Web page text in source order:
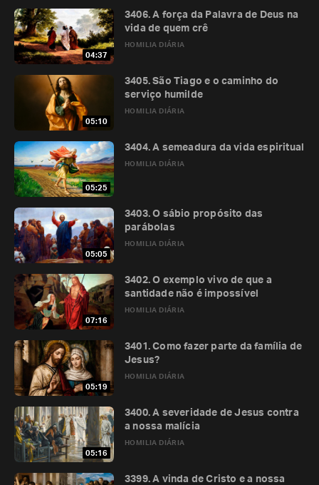
04:37
HOMILIA DIÁRIA
3406. A força da Palavra de Deus na
vida de quem crê
05:10
HOMILIA DIÁRIA
3405. São Tiago e o caminho do
serviço humilde
05:25
HOMILIA DIÁRIA
3404. A semeadura da vida espiritual
05:05
HOMILIA DIÁRIA
3403. O sábio propósito das
parábolas
07:16
HOMILIA DIÁRIA
3402. O exemplo vivo de que a
santidade não é impossível
05:19
HOMILIA DIÁRIA
3401. Como fazer parte da família de
Jesus?
05:16
HOMILIA DIÁRIA
3400. A severidade de Jesus contra
a nossa malícia
3399. A vinda de Cristo e a nossa